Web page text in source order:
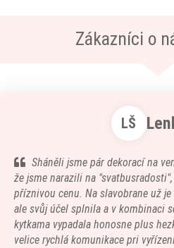
Zákazníci o
LŠ
Sháněli jsme pár dekorací na
že jsme narazili na
příznivou cenu. Na slavobrane už
ale svůj účel splnila a v kombinaci
kytkama vypadala honosne plus
velice rychlá komunikace pri